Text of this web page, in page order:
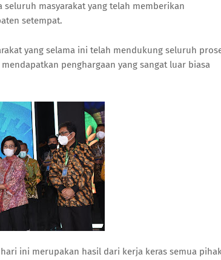
masyarakat yang telah memberikan
setempat.
yang selama ini telah mendukung seluruh
penghargaan yang sangat luar biasa
ini merupakan hasil dari kerja keras semua